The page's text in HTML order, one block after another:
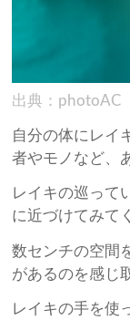
出典：photoAC
自分の体にレイ
者やモノなど、
レイキの巡って
に近づけてみて
数センチの空間
があるのを感じ
レイキの手を使